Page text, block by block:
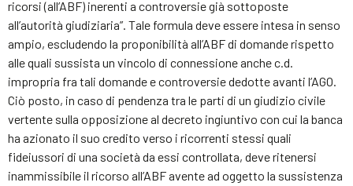
ricorsi (all’ABF) inerenti a controversie già sottoposte
all’autorità giudiziaria”. Tale formula deve essere intesa in senso
ampio, escludendo la proponibilità all’ABF di domande rispetto
alle quali sussista un vincolo di connessione anche c.d.
impropria fra tali domande e controversie dedotte avanti l’AGO.
Ciò posto, in caso di pendenza tra le parti di un giudizio civile
vertente sulla opposizione al decreto ingiuntivo con cui la banca
ha azionato il suo credito verso i ricorrenti stessi quali
fideiussori di una società da essi controllata, deve ritenersi
inammissibile il ricorso all’ABF avente ad oggetto la sussistenza